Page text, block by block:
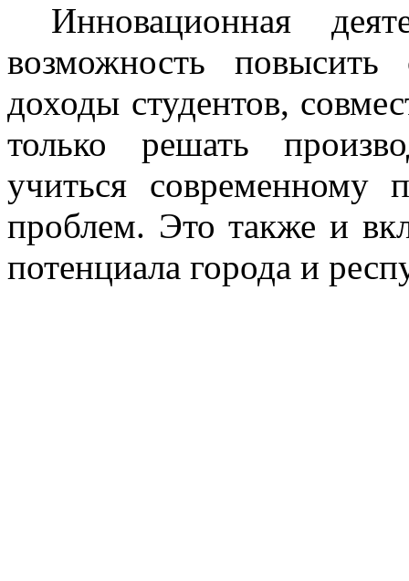
Инновационная
возможность
доходы студентов,
только решать
учиться
проблем. Это также и
потенциала города и